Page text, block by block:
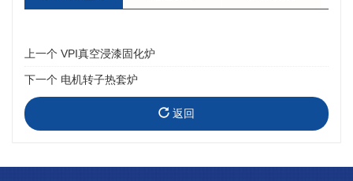
上一个 VPI真空浸漆固化炉
下一个 电机转子热套炉
返回